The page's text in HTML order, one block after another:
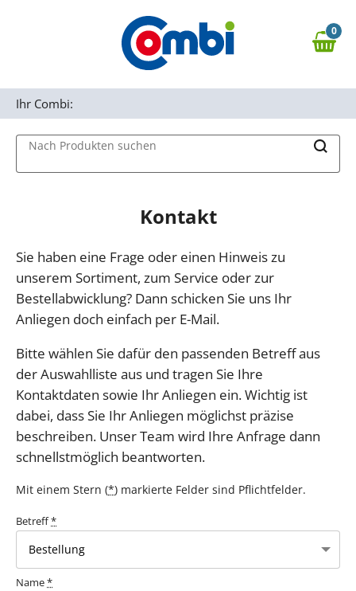
Zur Navigation springen
0,00 €
0
Nach Produkten suchen
Ihr Combi:
Kontakt
Sie haben eine Frage oder einen Hinweis zu
unserem Sortiment, zum Service oder zur
Bestellabwicklung? Dann schicken Sie uns Ihr
Anliegen doch einfach per E-Mail.
Bitte wählen Sie dafür den passenden Betreff aus
der Auswahlliste aus und tragen Sie Ihre
Kontaktdaten sowie Ihr Anliegen ein. Wichtig ist
dabei, dass Sie Ihr Anliegen möglichst präzise
beschreiben. Unser Team wird Ihre Anfrage dann
schnellstmöglich beantworten.
Mit einem Stern (*) markierte Felder sind Pflichtfelder.
Betreff*
Name*